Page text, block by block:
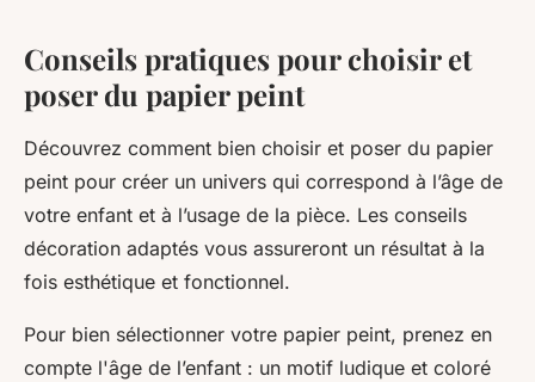
Conseils pratiques pour choisir et
poser du papier peint
Découvrez comment bien choisir et poser du papier
peint pour créer un univers qui correspond à l’âge de
votre enfant et à l’usage de la pièce. Les conseils
décoration adaptés vous assureront un résultat à la
fois esthétique et fonctionnel.
Pour bien sélectionner votre papier peint, prenez en
compte l'âge de l’enfant : un motif ludique et coloré